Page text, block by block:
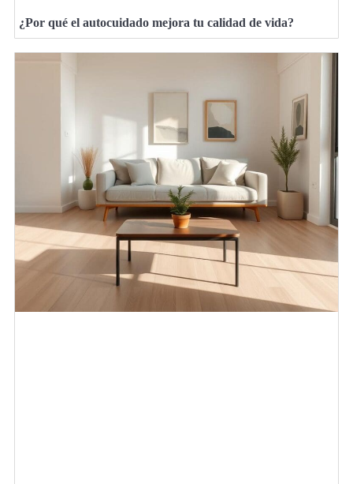
¿Por qué el autocuidado mejora tu calidad de vida?